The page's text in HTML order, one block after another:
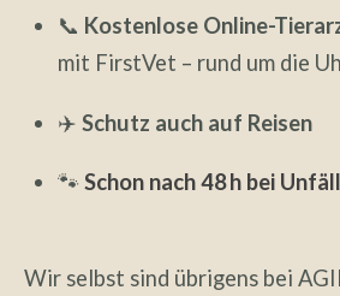
📞 Kostenlose Online-
mit FirstVet – rund um die
✈️ Schutz auch auf Reisen
🐾 Schon nach 48 h bei
Wir selbst sind übrigens bei